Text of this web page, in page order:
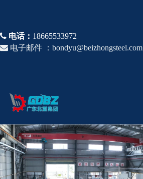
 电话： 18665533972
 电子邮件 ： bondyu@beizhongsteel.com
首页
产品介绍
应用领域